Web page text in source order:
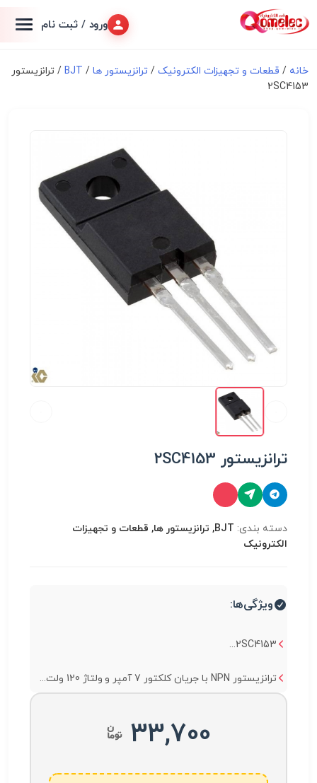
ورود / ثبت نام
خانه / قطعات و تجهیزات الکترونیک/ ترانزیستور ها /
BJT/ ترانزیستور
2SC4153
ترانزیستور 2SC4153
دسته بندی:
BJT, ترانزیستور ها, قطعات و تجهیزات
الکترونیک
ویژگی‌ها:
2SC4153...
ترانزیستور NPN با جریان کلکتور 7 آمپر و ولتاژ 120 ولت...
33,700